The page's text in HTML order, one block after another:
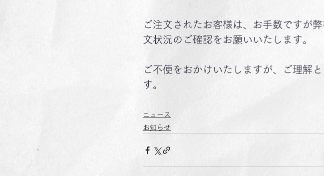
ご注文されたお客様は、お手数ですが
文状況のご確認をお願いいたします。
ご不便をおかけいたしますが、ご理解
す。
ニュース
お知らせ